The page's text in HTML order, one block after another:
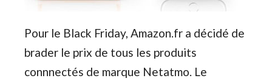
Pour le Black Friday, Amazon.fr a décidé de
brader le prix de tous les produits
connnectés de marque Netatmo. Le